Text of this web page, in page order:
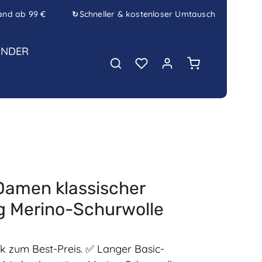
ab 99 € ↻Schneller & kostenloser Umtausch
Warenkorb
klassischer
Merino-Schurwolle
zum Best-Preis. ✅ Langer Basic-